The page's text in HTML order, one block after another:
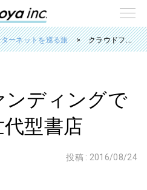
ーネットを巡る旅 クラウドファンディングで生まれる次世代型書店
ンディングで
型書店
投稿 : 2016/08/24